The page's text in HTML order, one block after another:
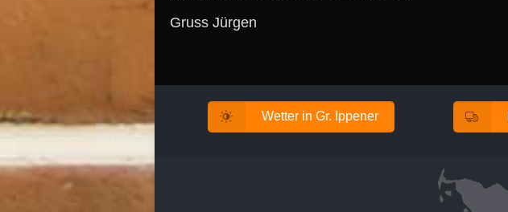
Gruss Jürgen
Wetter in Gr. Ippener